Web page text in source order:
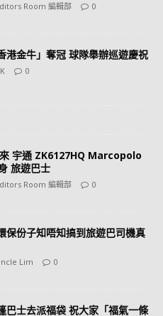
Room 編輯部 0
港金牛」奪冠 球隊舉辦巡遊慶祝
0
宇通 ZK6127HQ Marcopolo
旅遊巴士
Room 編輯部 0
保份子知唔知搞到旅遊巴司機真
Lim 0
巴士去派福袋 祝大家「福氣一條